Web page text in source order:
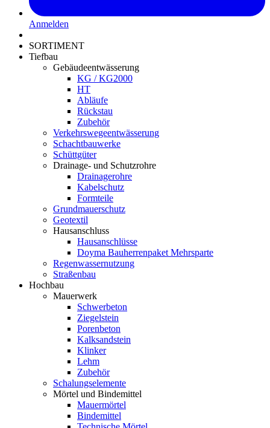
Anmelden
SORTIMENT
Tiefbau
Gebäudeentwässerung
KG / KG2000
HT
Abläufe
Rückstau
Zubehör
Verkehrswegeentwässerung
Schachtbauwerke
Schüttgüter
Drainage- und Schutzrohre
Drainagerohre
Kabelschutz
Formteile
Grundmauerschutz
Geotextil
Hausanschluss
Hausanschlüsse
Doyma Bauherrenpaket Mehrsparte
Regenwassernutzung
Straßenbau
Hochbau
Mauerwerk
Schwerbeton
Ziegelstein
Porenbeton
Kalksandstein
Klinker
Lehm
Zubehör
Schalungselemente
Mörtel und Bindemittel
Mauermörtel
Bindemittel